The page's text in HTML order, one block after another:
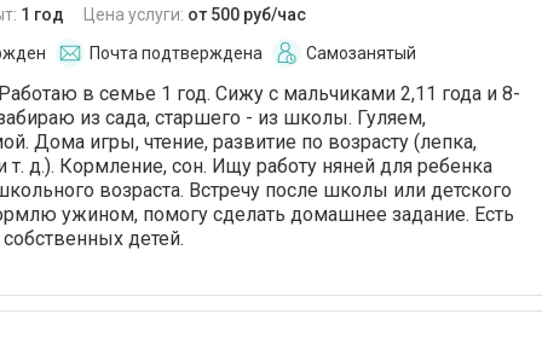
делали поделки и
11 лет, тоже кормила,
контролировала посещение
дополнительных занятий. Если дети
чётко выполняла
врача. Когда дети
с ней, я была абсолютно
что Светлана всё сделает
Выражаю огромную
1 год Цена услуги: от 500 руб/час
Почта подтверждена Самозанятый
в семье 1 год. Сижу с мальчиками 2,11 года и 8-
из сада, старшего - из школы. Гуляем,
Дома игры, чтение, развитие по возрасту (лепка,
т. д.). Кормление, сон. Ищу работу няней для ребенка
возраста. Встречу после школы или детского
ужином, помогу сделать домашнее задание. Есть
детей.